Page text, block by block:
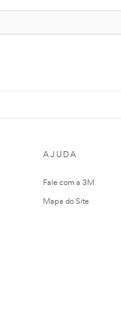
AJUDA
Fale com a 3M
Mapa do Site